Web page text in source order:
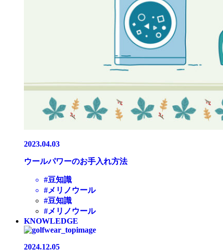
2023.04.03
ウールパワーのお手入れ方法
#豆知識
#メリノウール
#豆知識
#メリノウール
KNOWLEDGE
2024.12.05